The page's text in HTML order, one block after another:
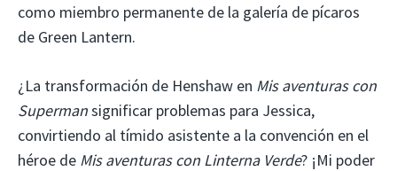
como miembro permanente de la galería de pícaros
de Green Lantern.
¿La transformación de Henshaw en Mis aventuras con
Supermansignificar problemas para Jessica,
convirtiendo al tímido asistente a la convención en el
héroe de Mis aventuras con Linterna Verde? ¡Mi poder